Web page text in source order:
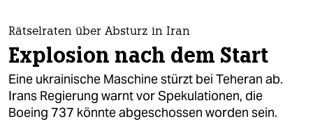
themen
politik
öko
gesellschaft
Rätselraten über Absturz in Iran
Explosion nach dem Start
Eine ukrainische Maschine stürzt bei Teheran ab.
Irans Regierung warnt vor Spekulationen, die
Boeing 737 könnte abgeschossen worden sein.